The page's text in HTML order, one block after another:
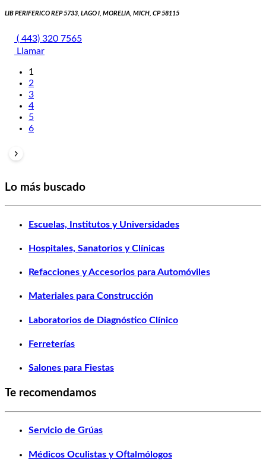
LIB PERIFERICO REP 5733, LAGO I, MORELIA, MICH, CP 58115
( 443) 320 7565
Llamar
1
2
3
4
5
6
Lo más buscado
Escuelas, Institutos y Universidades
Hospitales, Sanatorios y Clínicas
Refacciones y Accesorios para Automóviles
Materiales para Construcción
Laboratorios de Diagnóstico Clínico
Ferreterías
Salones para Fiestas
Te recomendamos
Servicio de Grúas
Médicos Oculistas y Oftalmólogos